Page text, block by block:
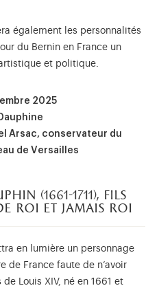
également les personnalités
du Bernin en France un
et politique.
2025
Arsac, conservateur du
de Versailles
(1661-1711), fils
roi et jamais roi
en lumière un personnage
de France faute de n’avoir
Louis XIV, né en 1661 et